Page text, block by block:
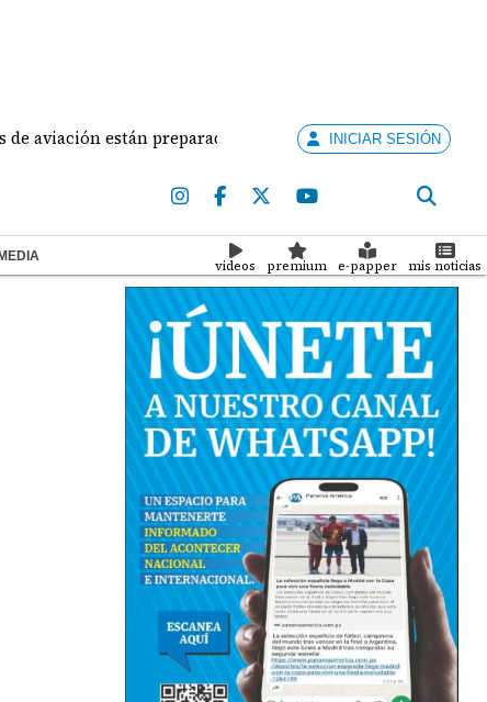
están preparados para ejercer la docenciaINICIAR SESIÓN
videos premium e-papper mis noticias